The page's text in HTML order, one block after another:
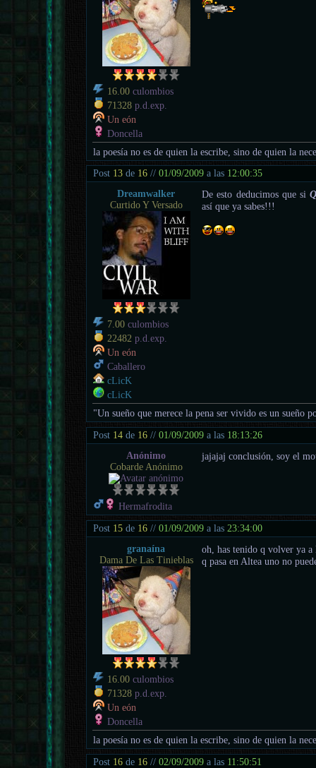
16.00 culombios
71328 p.d.exp.
Un eón
Doncella
la poesía no es de quien la escribe, sino de quien la
Post 13 de 16 //01/09/2009 a las 12:00:35
Dreamwalker
Curtido Y Versado
7.00 culombios
22482 p.d.exp.
Un eón
Caballero
cLicK
cLicK
De esto deducimos que si
así que ya sabes!!!
"Un sueño que merece la pena ser vivido es un sueño
Post 14 de 16 //01/09/2009 a las 18:13:26
Anónimo
Cobarde Anónimo
Hermafrodita
jajajaj conclusión, soy el
Post 15 de 16 //01/09/2009 a las 23:34:00
granaína
Dama De Las Tinieblas
16.00 culombios
71328 p.d.exp.
Un eón
Doncella
oh, has tenido q volver ya
q pasa en Altea uno no
la poesía no es de quien la escribe, sino de quien la
Post 16 de 16 //02/09/2009 a las 11:50:51